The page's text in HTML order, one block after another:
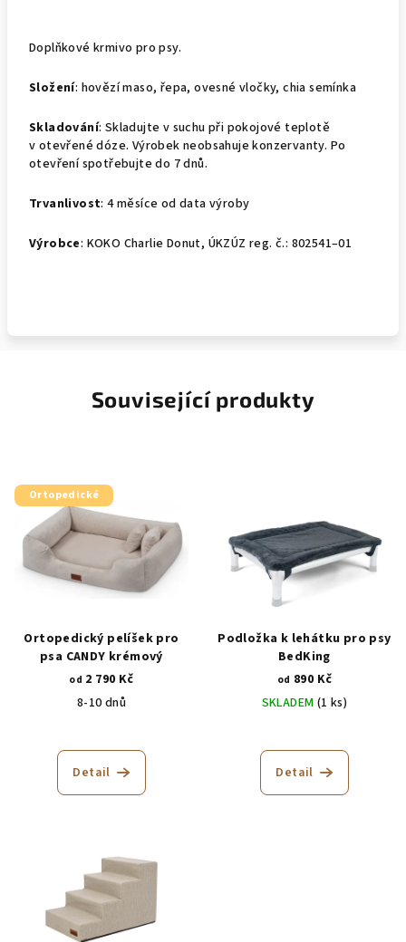
Doplňkové krmivo pro psy.
Složení: hovězí maso, řepa, ovesné vločky, chia semínka
Skladování: Skladujte v suchu při pokojové teplotě
v otevřené dóze. Výrobek neobsahuje konzervanty. Po
otevření spotřebujte do 7 dnů.
Trvanlivost: 4 měsíce od data výroby
Výrobce: KOKO Charlie Donut, ÚKZÚZ reg. č.: 802541–01
Související produkty
Ortopedické
Ortopedický pelíšek pro
psa CANDY krémový
od 2 790 Kč
8-10 dnů
hodnocení
produktu
hvězdiček.
Detail
Podložka k lehátku pro psy
BedKing
od 890 Kč
SKLADEM (1 ks)
Detail